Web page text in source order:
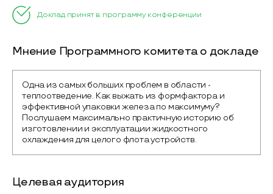
Доклад принят в программу конференции
Мнение Программного комитета о докладе
Одна из самых больших проблем в области -
теплоотведение. Как выжать из формфактора и
эффективной упаковки железа по максимуму?
Послушаем максимально практичную историю об
изготовлении и эксплуатации жидкостного
охлаждения для целого флота устройств.
Целевая аудитория